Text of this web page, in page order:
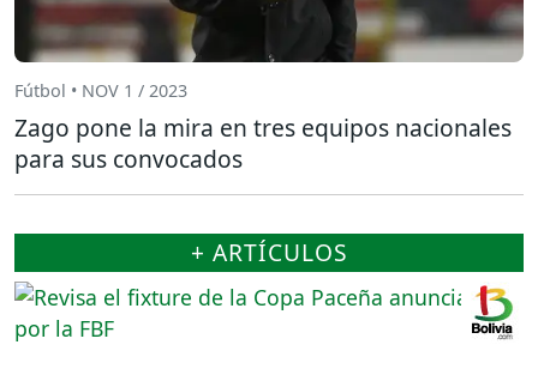
Fútbol • NOV 1 / 2023
Zago pone la mira en tres equipos nacionales
para sus convocados
+ ARTÍCULOS